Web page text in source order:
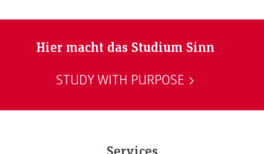
Hier macht das Studium Sinn
STUDY WITH PURPOSE
Services